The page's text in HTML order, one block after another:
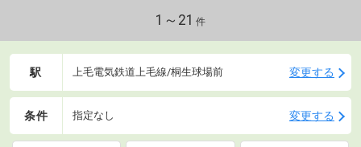
1～21 件
駅 上毛電気鉄道上毛線/桐生球場前 変更する
条件 指定なし 変更する